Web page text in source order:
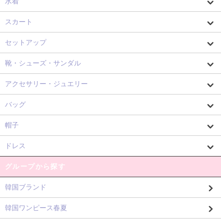
スカート
セットアップ
靴・シューズ・サンダル
アクセサリー・ジュエリー
バッグ
帽子
ドレス
グループから探す
韓国ブランド
韓国ワンピース春夏